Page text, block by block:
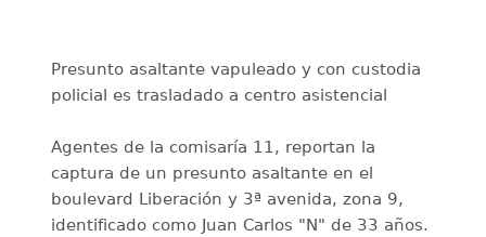
Presunto asaltante vapuleado y con custodia
policial es trasladado a centro asistencial
Agentes de la comisaría 11, reportan la
captura de un presunto asaltante en el
boulevard Liberación y 3ª avenida, zona 9,
identificado como Juan Carlos "N" de 33 años.